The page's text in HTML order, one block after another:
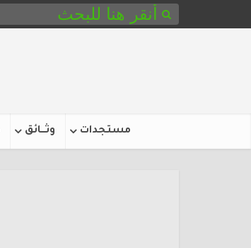
مستجدات وثـــائق